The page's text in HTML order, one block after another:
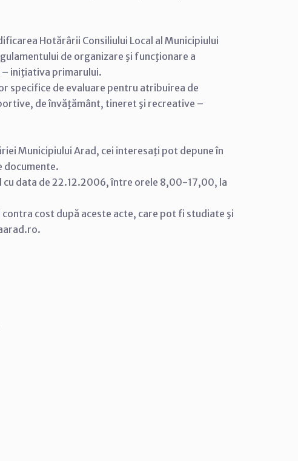
Hotărârii Consiliului Local al Municipiului
de organizare şi funcţionare a
– iniţiativa primarului.
specifice de evaluare pentru atribuirea de
de învăţământ, tineret şi recreative –
Municipiului Arad, cei interesaţi pot depune în
documente.
data de 22.12.2006, între orele 8,00-17,00, la
cost după aceste acte, care pot fi studiate şi